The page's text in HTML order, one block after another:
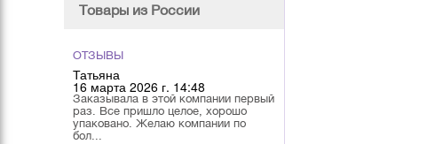
Товары из России
ОТЗЫВЫ
Татьяна
16 марта 2026 г. 14:48
Заказывала в этой компании первый
раз. Все пришло целое, хорошо
упаковано. Желаю компании по
бол...